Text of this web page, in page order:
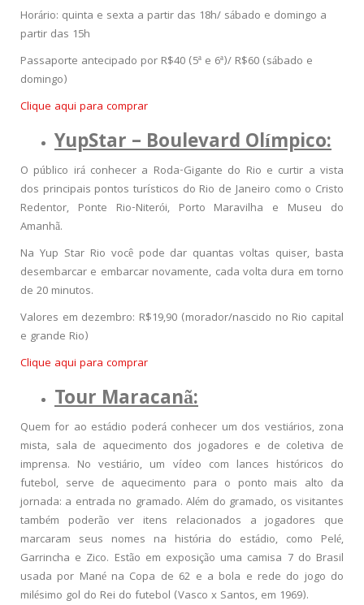
Horário: quinta e sexta a partir das 18h/ sábado e domingo a
partir das 15h
Passaporte antecipado por R$40 (5ª e 6ª)/ R$60 (sábado e
domingo)
Clique aqui para comprar
YupStar – Boulevard Olímpico:
O público irá conhecer a Roda-Gigante do Rio e curtir a vista
dos principais pontos turísticos do Rio de Janeiro como o Cristo
Redentor, Ponte Rio-Niterói, Porto Maravilha e Museu do
Amanhã.
Na Yup Star Rio você pode dar quantas voltas quiser, basta
desembarcar e embarcar novamente, cada volta dura em torno
de 20 minutos.
Valores em dezembro: R$19,90 (morador/nascido no Rio capital
e grande Rio)
Clique aqui para comprar
Tour Maracanã:
Quem for ao estádio poderá conhecer um dos vestiários, zona
mista, sala de aquecimento dos jogadores e de coletiva de
imprensa. No vestiário, um vídeo com lances históricos do
futebol, serve de aquecimento para o ponto mais alto da
jornada: a entrada no gramado. Além do gramado, os visitantes
também poderão ver itens relacionados a jogadores que
marcaram seus nomes na história do estádio, como Pelé,
Garrincha e Zico. Estão em exposição uma camisa 7 do Brasil
usada por Mané na Copa de 62 e a bola e rede do jogo do
milésimo gol do Rei do futebol (Vasco x Santos, em 1969).